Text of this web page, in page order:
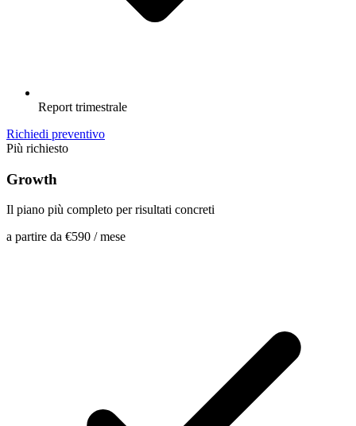
Report trimestrale
Richiedi preventivo
Più richiesto
Growth
Il piano più completo per risultati concreti
a partire da €590 / mese